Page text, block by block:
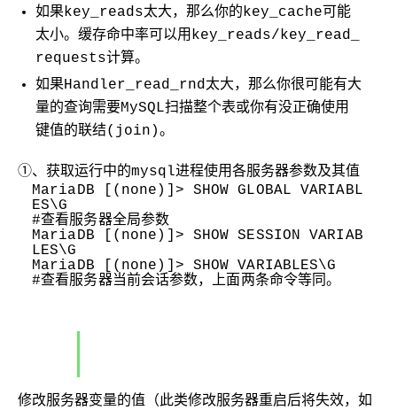
如果key_reads太大，那么你的key_cache可能
太小。缓存命中率可以用 key_reads/key_read_
requests计算。
如果Handler_read_rnd太大，那么你很可能有大
量的查询需要MySQL扫描整个表或你有没正确使用
键值的联结(join)。
①、获取运行中的mysql进程使用各服务器参数及其值
MariaDB [(none)]> SHOW GLOBAL VARIABL
ES\G
#查看服务器全局参数
MariaDB [(none)]> SHOW SESSION VARIAB
LES\G
MariaDB [(none)]> SHOW VARIABLES\G
#查看服务器当前会话参数，上面两条命令等同。
修改服务器变量的值（此类修改服务器重启后将失效，如